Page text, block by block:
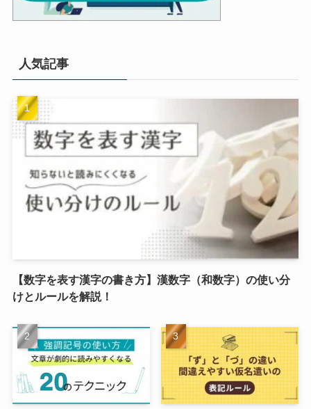
人気記事
【数字を表す漢字の書き方】漢数字（和数字）の使い分
けとルールを解説！